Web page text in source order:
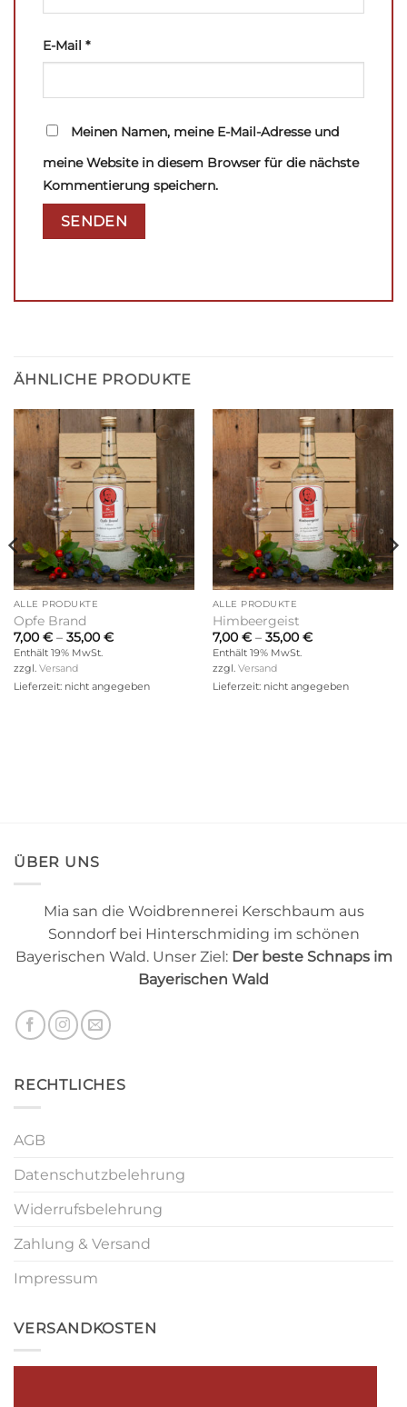
E-Mail *
Meinen Namen, meine E-Mail-Adresse und
meine Website in diesem Browser für die nächste
Kommentierung speichern.
ÄHNLICHE PRODUKTE
ALLE PRODUKTE
Opfe Brand
7,00 € – 35,00 €Preisspanne:
Enthält 19% MwSt.
zzgl. Versand
Lieferzeit: nicht angegeben
ALLE PRODUKTE
Himbeergeist
7,00 € – 35,00 €Preisspanne:
Enthält 19% MwSt.
zzgl. Versand
Lieferzeit: nicht angegeben
ÜBER UNS
Mia san die Woidbrennerei Kerschbaum aus
Sonndorf bei Hinterschmiding im schönen
Bayerischen Wald. Unser Ziel: Der beste Schnaps im
Bayerischen Wald
RECHTLICHES
AGB
Datenschutzbelehrung
Widerrufsbelehrung
Zahlung & Versand
Impressum
VERSANDKOSTEN